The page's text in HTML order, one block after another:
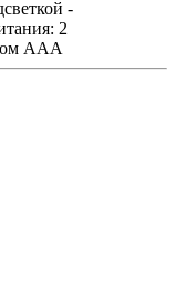
-
2
AAA